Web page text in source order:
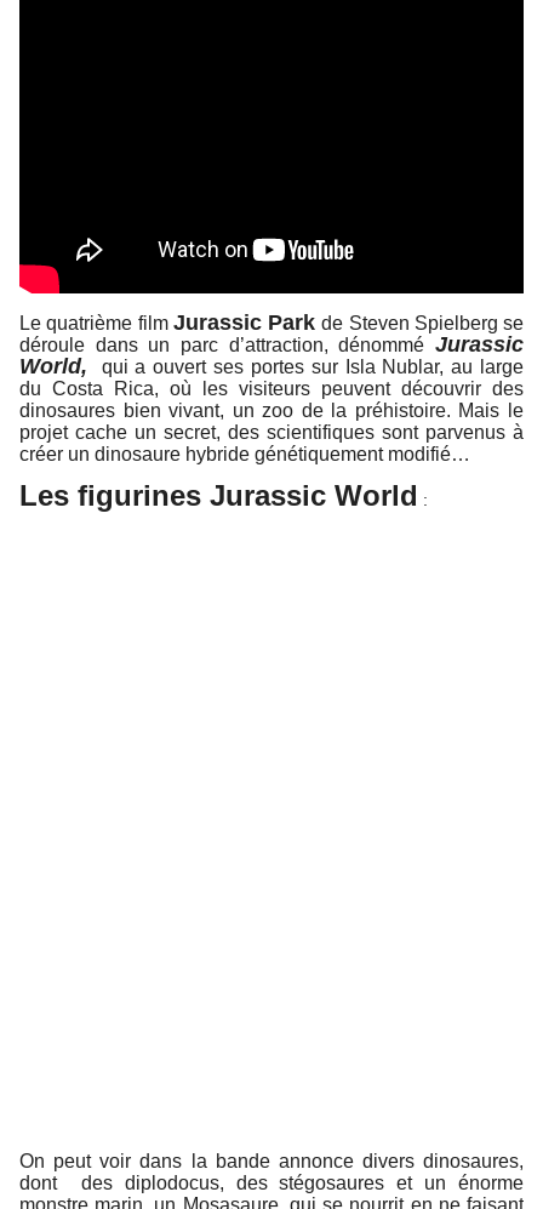
Le quatrième film Jurassic Parkde Steven Spielberg se
déroule dans un parc d’attraction, dénommé Jurassic
World, qui a ouvert ses portes sur Isla Nublar, au large
du Costa Rica, où les visiteurs peuvent découvrir des
dinosaures bien vivant, un zoo de la préhistoire. Mais le
projet cache un secret, des scientifiques sont parvenus à
créer un dinosaure hybride génétiquement modifié…
Les figurines Jurassic World :
On peut voir dans la bande annonce divers dinosaures,
dont des diplodocus, des stégosaures et un énorme